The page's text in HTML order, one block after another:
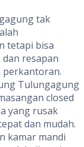
tak
tetapi bisa
resapan
perkantoran.
Tulungagung
closed
yang rusak
dan mudah.
kamar mandi